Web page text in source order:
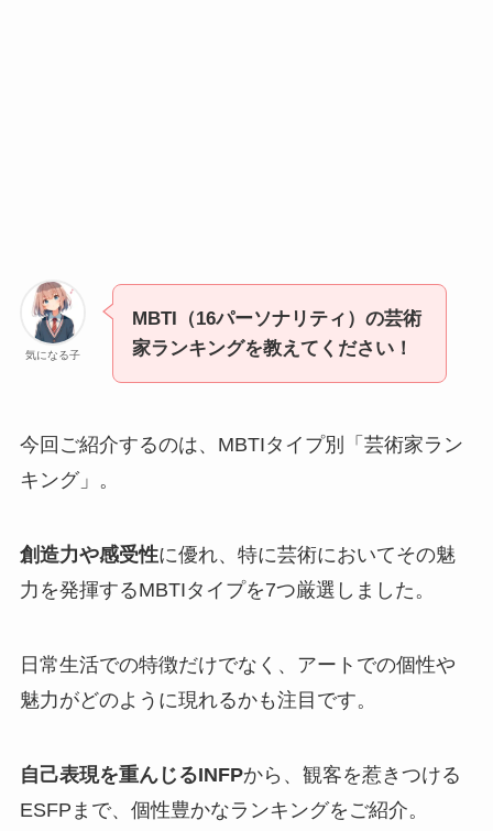
気になる子
MBTI（16パーソナリティ）の芸術
家ランキングを教えてください！
今回ご紹介するのは、MBTIタイプ別「芸術家ラン
キング」。
創造力や感受性に優れ、特に芸術においてその魅
力を発揮するMBTIタイプを7つ厳選しました。
日常生活での特徴だけでなく、アートでの個性や
魅力がどのように現れるかも注目です。
自己表現を重んじるINFPから、観客を惹きつける
ESFPまで、個性豊かなランキングをご紹介。